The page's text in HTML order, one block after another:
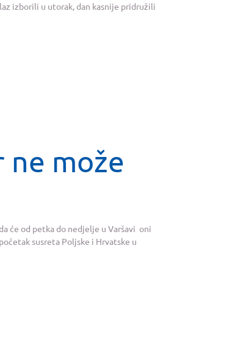
izborili u utorak, dan kasnije pridružili
ne može
će od petka do nedjelje u Varšavi oni
susreta Poljske i Hrvatske u